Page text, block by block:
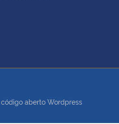
aberto Wordpress